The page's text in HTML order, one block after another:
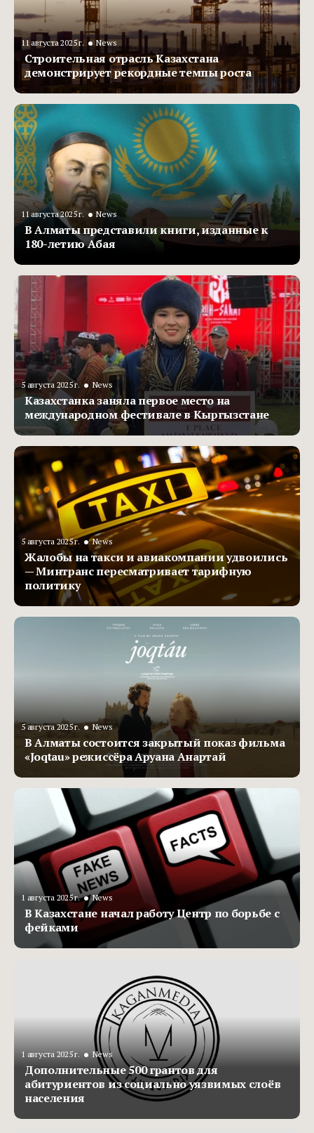
11 августа 2025 г. • News
Строительная отрасль Казахстана
демонстрирует рекордные темпы роста
11 августа 2025 г. • News
В Алматы представили книги, изданные к
180-летию Абая
5 августа 2025 г. • News
Казахстанка заняла первое место на
международном фестивале в Кыргызстане
5 августа 2025 г. • News
Жалобы на такси и авиакомпании удвоились
— Минтранс пересматривает тарифную
политику
5 августа 2025 г. • News
В Алматы состоится закрытый показ фильма
«Joqtau» режиссёра Аруана Анартай
1 августа 2025 г. • News
В Казахстане начал работу Центр по борьбе с
фейками
1 августа 2025 г. • News
Дополнительные 500 грантов для
абитуриентов из социально уязвимых слоёв
населения